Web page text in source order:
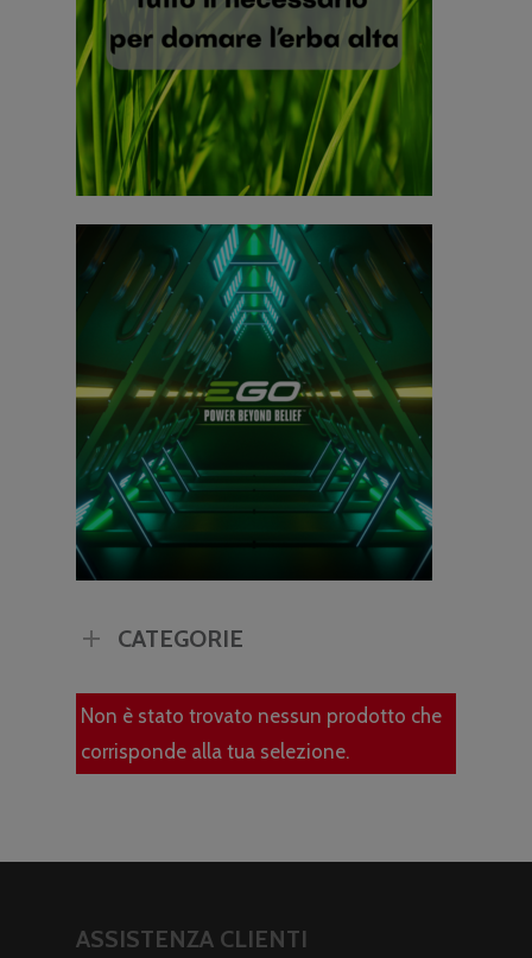
CATEGORIE
Non è stato trovato nessun prodotto che
corrisponde alla tua selezione.
ASSISTENZA CLIENTI